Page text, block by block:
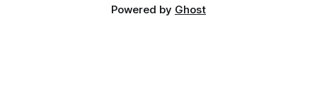
Powered by Ghost